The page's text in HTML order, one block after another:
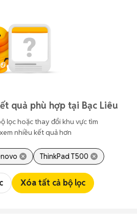
quả phù hợp tại Bạc Liêu
lọc hoặc thay đổi khu vực tìm
nhiều kết quả hơn
ThinkPad T500
Xóa tất cả bộ lọc